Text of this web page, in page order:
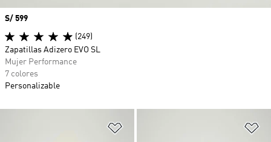
Precio
S/ 599
(249)
Zapatillas Adizero EVO SL
Mujer Performance
7 colores
Personalizable